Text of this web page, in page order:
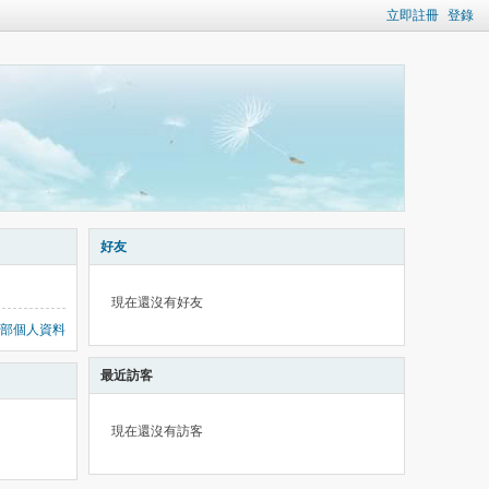
立即註冊 登錄
個人資料
好友
現在還沒有好友
最近訪客
現在還沒有訪客